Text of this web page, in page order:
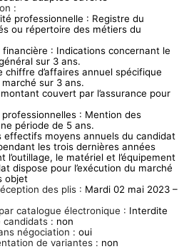
:
professionnelle : Registre du
ou répertoire des métiers du
: Indications concernant le
sur 3 ans.
chiffre d’affaires annuel spécifique
sur 3 ans.
couvert par l’assurance pour
: Mention des
période de 5 ans.
effectifs moyens annuels du candidat
les trois dernières années
l’outillage, le matériel et l’équipement
dispose pour l’exécution du marché
objet
des plis : Mardi 02 mai 2023 –
catalogue électronique : Interdite
candidats : non
négociation : oui
de variantes : non